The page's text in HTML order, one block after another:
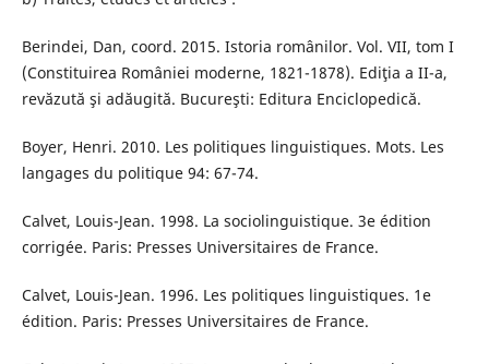
Berindei, Dan, coord. 2015. Istoria românilor. Vol. VII, tom I
(Constituirea României moderne, 1821-1878). Ediţia a II-a,
revăzută şi adăugită. Bucureşti: Editura Enciclopedică.
Boyer, Henri. 2010. Les politiques linguistiques. Mots. Les
langages du politique 94: 67-74.
Calvet, Louis-Jean. 1998. La sociolinguistique. 3e édition
corrigée. Paris: Presses Universitaires de France.
Calvet, Louis-Jean. 1996. Les politiques linguistiques. 1e
édition. Paris: Presses Universitaires de France.